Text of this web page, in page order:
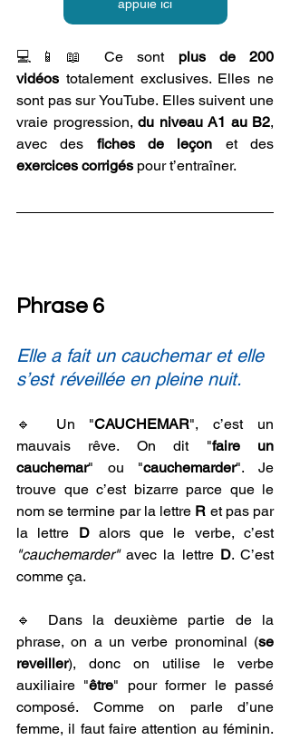
appuie ici
💻📱📖 Ce sont plus de 200
vidéos totalement exclusives. Elles ne
sont pas sur YouTube. Elles suivent une
vraie progression, du niveau A1 au B2,
avec des fiches de leçon
exercices corrigés pour t’entraîner.
Phrase 6
Elle a fait un cauchemar et elle
s’est réveillée en pleine nuit.
🔹 Un "CAUCHEMAR", c’est un
mauvais rêve. On dit "faire un
cauchemar" ou "cauchemarder". Je
trouve que c’est bizarre parce que le
nom se termine par la lettre R et pas par
la lettre D
alors que le verbe, c’est
"cauchemarder" avec la lettre D. C’est
comme ça.
🔹 Dans la deuxième partie de la
phrase, on a un verbe pronominal (se
reveiller), donc on utilise le verbe
auxiliaire "être" pour former le passé
composé. Comme on parle d’une